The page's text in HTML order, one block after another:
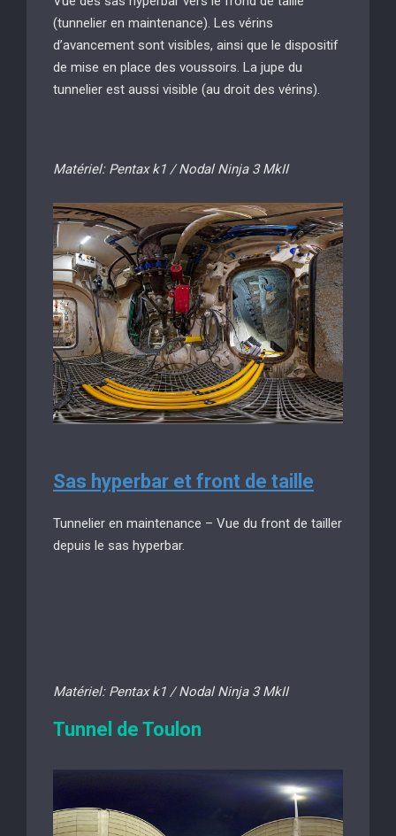
(tunnelier en maintenance). Les vérins
d’avancement sont visibles, ainsi que le dispositif
de mise en place des voussoirs. La jupe du
tunnelier est aussi visible (au droit des vérins).
Matériel: Pentax k1 / Nodal Ninja 3 MkII
Sas hyperbar et front de taille
Tunnelier en maintenance – Vue du front de tailler
depuis le sas hyperbar.
Matériel: Pentax k1 / Nodal Ninja 3 MkII
Tunnel de Toulon